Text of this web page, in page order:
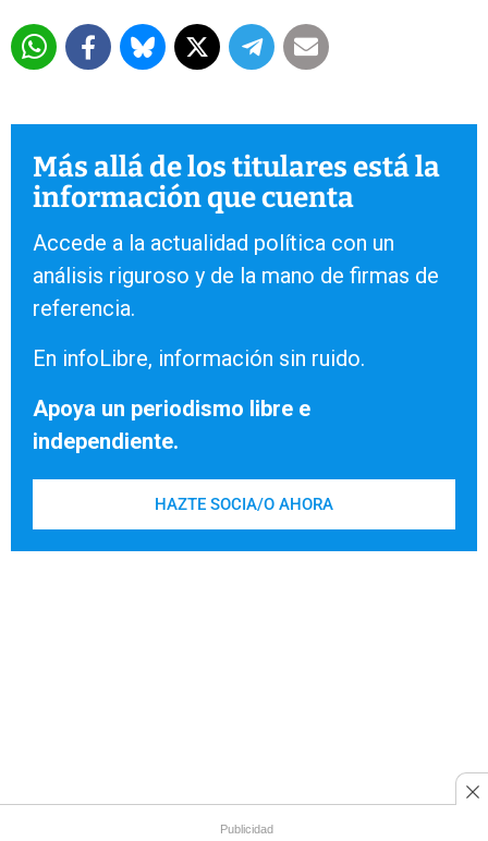
Más allá de los titulares está la
información que cuenta
Accede a la actualidad política con un
análisis riguroso y de la mano de firmas de
referencia.
En infoLibre, información sin ruido.
Apoya un periodismo libre e
independiente.
HAZTE SOCIA/O AHORA
Publicidad